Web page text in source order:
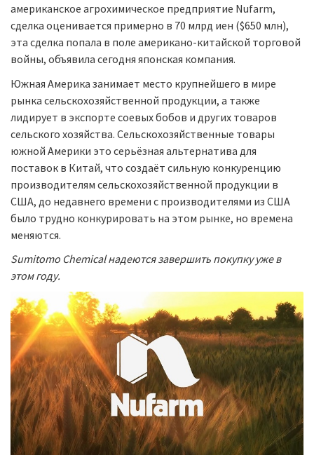
американское агрохимическое предприятие Nufarm,
сделка оценивается примерно в 70 млрд иен ($650 млн),
эта сделка попала в поле американо-китайской торговой
войны, объявила сегодня японская компания.
Южная Америка занимает место крупнейшего в мире
рынка сельскохозяйственной продукции, а также
лидирует в экспорте соевых бобов и других товаров
сельского хозяйства. Сельскохозяйственные товары
южной Америки это серьёзная альтернатива для
поставок в Китай, что создаёт сильную конкуренцию
производителям сельскохозяйственной продукции в
США, до недавнего времени с производителями из США
было трудно конкурировать на этом рынке, но времена
меняются.
Sumitomo Chemical надеются завершить покупку уже в
этом году.